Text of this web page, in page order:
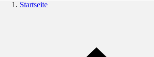
Startseite